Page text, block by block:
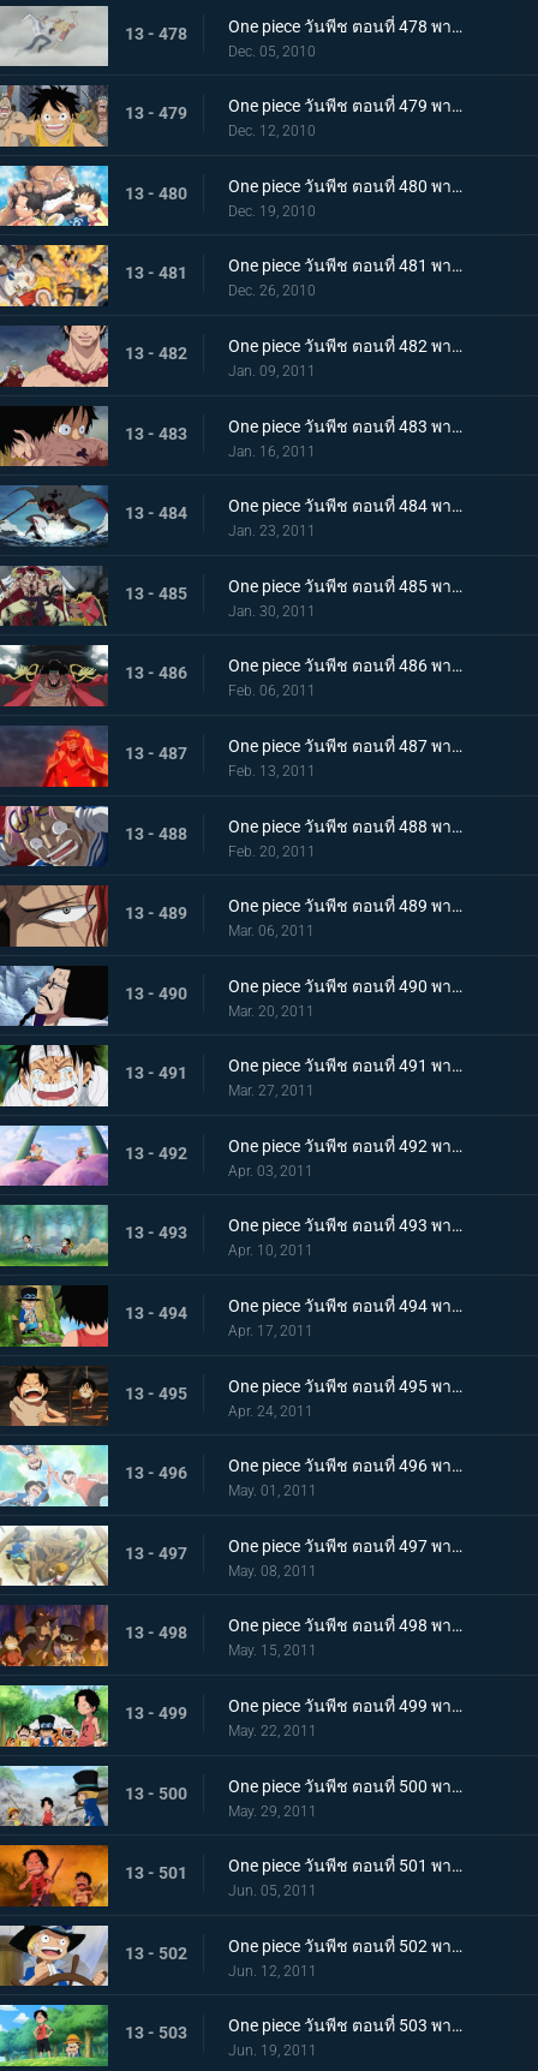
13 - 478 One piece วันพีช ตอนที่ 478 พากย์ไทย เพื่อคำสัญญา!! การปะทะของ ลูฟี่ กับ โคบี้
Dec. 05, 2010
13 - 479 One piece วันพีช ตอนที่ 479 พากย์ไทย แท่นประหารอยู่แค่เอื้อม! ทางไปหาเอสเปิดออกแล้ว!!
Dec. 12, 2010
13 - 480 One piece วันพีช ตอนที่ 480 พากย์ไทย บนเส้นทางที่แตกต่างกัน! ลูฟี่ ปะทะ การ์ป
Dec. 19, 2010
13 - 481 One piece วันพีช ตอนที่ 481 พากย์ไทย ช่วยเอสสำเร็จ!!! คำสั่งสุดท้ายของหนวดขาว!
Dec. 26, 2010
13 - 482 One piece วันพีช ตอนที่ 482 พากย์ไทย พลังที่แผดเผาได้แม้แต่ไฟ การไล่ล่าอย่างโหดเหี้ยมของอาคาอินุ
Jan. 09, 2011
13 - 483 One piece วันพีช ตอนที่ 483 พากย์ไทย ตามหาคำตอบ เอสหมัดอัคคีตายในสนามรบ
Jan. 16, 2011
13 - 484 One piece วันพีช ตอนที่ 484 พากย์ไทย ศูนย์ใหญ่พินาศ! ความโกรธของหนวดขาวที่ไร้ซึ่งคำพูดใดๆ!
Jan. 23, 2011
13 - 485 One piece วันพีช ตอนที่ 485 พากย์ไทย สะสางความแค้น หนวดขาว ปะทะ กลุ่มโจรสลัดหนวดดำ
Jan. 30, 2011
13 - 486 One piece วันพีช ตอนที่ 486 พากย์ไทย โชว์เริ่มเปิดม่าน! แผนร้ายของหนวดดำที่ถูกเปิดเผย!
Feb. 06, 2011
13 - 487 One piece วันพีช ตอนที่ 487 พากย์ไทย ทิฐิของอาคาอินุ! หมัดแม็กม่าที่พุ่งใส่ลูฟี่!
Feb. 13, 2011
13 - 488 One piece วันพีช ตอนที่ 488 พากย์ไทย เสียงร้องตะโกนสุดชีวิต! ชั่วขณะที่ความกล้าได้เปลี่ยนแปลงชะตากรรม!
Feb. 20, 2011
13 - 489 One piece วันพีช ตอนที่ 489 พากย์ไทย แซงคูสปรากฏตัว! จุดสิ้นสุดของมหาสงคราม
Mar. 06, 2011
13 - 490 One piece วันพีช ตอนที่ 490 พากย์ไทย เปิดศึกชิงอำนาจ! การเริ่มต้นของยุคสมัยใหม่!
Mar. 20, 2011
13 - 491 One piece วันพีช ตอนที่ 491 พากย์ไทย ขึ้นสู่เกาะสตรี ! ความจริงอันโหดร้ายที่โถมใส่ลูฟี่
Mar. 27, 2011
13 - 492 One piece วันพีช ตอนที่ 492 พากย์ไทย ตอนพิเศษ! ลูฟี่และโทริโกะ! เทียบท่า,เกาะนักชิม นักล่าอาหาร โทริโกะ ปรากฏตัว
Apr. 03, 2011
13 - 493 One piece วันพีช ตอนที่ 493 พากย์ไทย ลูฟี่กับเอส เรื่องราวการพบกันของพี่น้องทั้งสอง!
Apr. 10, 2011
13 - 494 One piece วันพีช ตอนที่ 494 พากย์ไทย ซาโบะปรากฏตัว! เด็กชายจากเกรย์ เทอร์มินอล
Apr. 17, 2011
13 - 495 One piece วันพีช ตอนที่ 495 พากย์ไทย ฉันจะไม่หนี! การช่วยเหลืออันแน่วแน่ของเอส
Apr. 24, 2011
13 - 496 One piece วันพีช ตอนที่ 496 พากย์ไทย สักวัน! จะออกทะเล จอกสาบานของสามตัวแสบ
May. 01, 2011
13 - 497 One piece วันพีช ตอนที่ 497 พากย์ไทย บอกลากลุ่มดาดัน! สร้างฐานลับเสร็จแล้ว
May. 08, 2011
13 - 498 One piece วันพีช ตอนที่ 498 พากย์ไทย ลูฟี่ขอเป็นศิษย์!? ชายผู้เคยต่อสู้กับราชาโจรสลัด!
May. 15, 2011
13 - 499 One piece วันพีช ตอนที่ 499 พากย์ไทย ตัดสินกับเสือยักษ์! ใครกันที่จะได้เป็นกัปตัน!
May. 22, 2011
13 - 500 One piece วันพีช ตอนที่ 500 พากย์ไทย อิสระที่ถูกชิงไป! กับดักของขุนนางที่บีบคั้นสามพี่น้อง
May. 29, 2011
13 - 501 One piece วันพีช ตอนที่ 501 พากย์ไทย ไฟที่ถูกจุดขึ้น! เกรย์!เทอมินอล ตกอยู่ในอันตราย
Jun. 05, 2011
13 - 502 One piece วันพีช ตอนที่ 502 พากย์ไทย อิสระอยู่แห่งหนใด!? การออกเรือที่แสนเศร้าของเด็กชาย
Jun. 12, 2011
13 - 503 One piece วันพีช ตอนที่ 503 พากย์ไทย ฝากดูแลด้วย! จดหมายที่พี่น้องทิ้งไว้!
Jun. 19, 2011